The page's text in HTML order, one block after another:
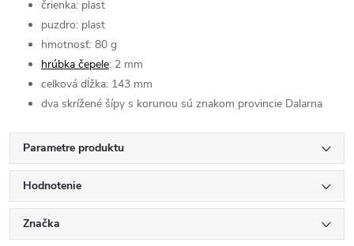
črienka: plast
puzdro: plast
hmotnosť: 80 g
hrúbka čepele: 2 mm
celková dĺžka: 143 mm
dva skrížené šípy s korunou sú znakom provincie Dalarna
Parametre produktu
Hodnotenie
Značka